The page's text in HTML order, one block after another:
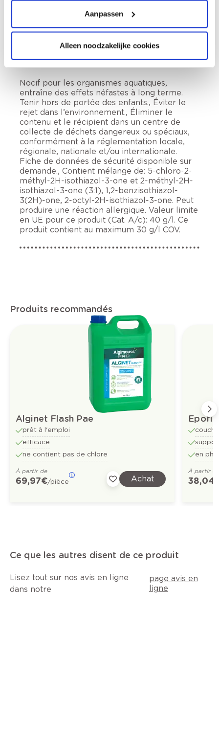
Aanpassen
Alleen noodzakelijke cookies
Informations sur l'étiquette
Nocif pour les organismes aquatiques,
entraîne des effets néfastes à long terme.
Tenir hors de portée des enfants., Éviter le
rejet dans l’environnement., Éliminer le
contenu et le récipient dans un centre de
collecte de déchets dangereux ou spéciaux,
conformément à la réglementation locale,
régionale, nationale et/ou internationale.
Fiche de données de sécurité disponible sur
demande., Contient mélange de: 5-chloro-2-
méthyl-2H-isothiazol-3-one et 2-méthyl-2H-
isothiazol-3-one (3:1), 1,2-benzisothiazol-
3(2H)-one, 2-octyl-2H-isothiazol-3-one. Peut
produire une réaction allergique. Valeur limite
en UE pour ce produit (Cat. A/c): 40 g/l. Ce
produit contient au maximum 30 g/l COV.
Produits recommandés
Alginet Flash Pae
prêt à l'emploi
efficace
ne contient pas de chlore
À partir de
69,97 €/pièce Achat
Epofix
en
À partir
38,04
Ce que les autres disent de ce produit
Lisez tout sur nos avis en ligne
dans notre
page avis en
ligne